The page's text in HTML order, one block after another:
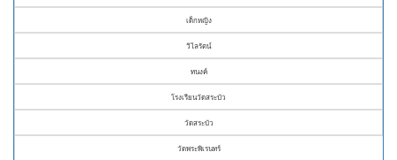
เด็กหญิง
วิไลรัตน์
ทนงค์
โรงเรียนวัดสระบัว
วัดสระบัว
วัดพระพิเรนทร์